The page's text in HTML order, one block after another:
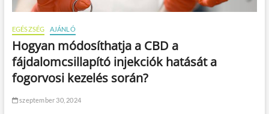
EGÉSZSÉG AJÁNLÓ
Hogyan módosíthatja a CBD a
fájdalomcsillapító injekciók hatását a
fogorvosi kezelés során?
szeptember 30, 2024